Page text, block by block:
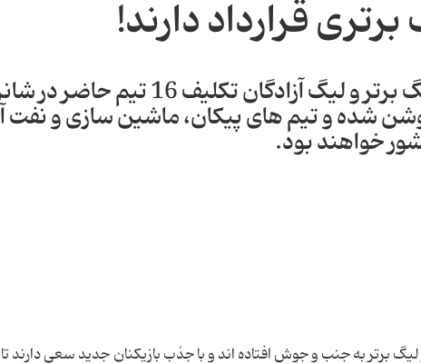
با پایان یافتن رقابت های لیگ برتر و لیگ آزادگان
شده و تیم های پیکان، ماشین سازی و نفت
خواهند بود.
در لیگ برتر به جنب و جوش افتاده اند و با جذب بازیکنان جدید سعی